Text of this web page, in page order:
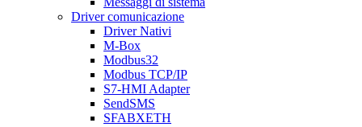
Driver comunicazione
Driver Nativi
M-Box
Modbus32
Modbus TCP/IP
S7-HMI Adapter
SendSMS
SFABXETH